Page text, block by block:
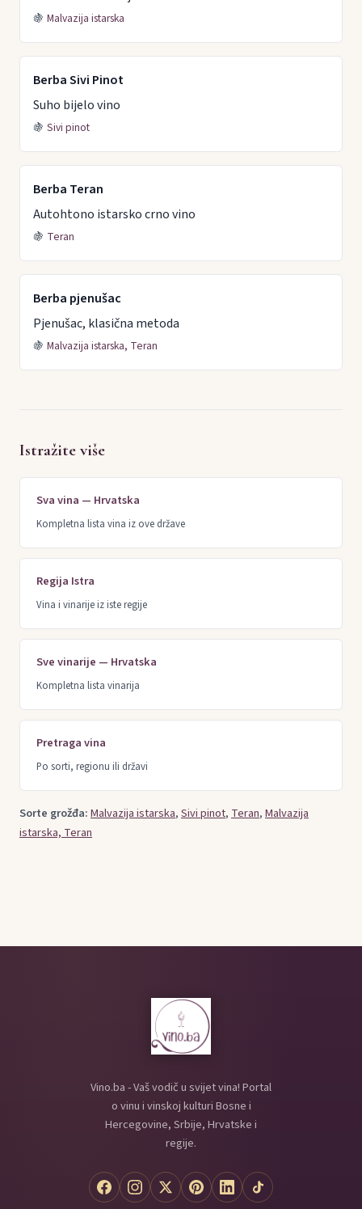
🍇 Malvazija istarska
Berba Sivi Pinot
Suho bijelo vino
🍇 Sivi pinot
Berba Teran
Autohtono istarsko crno vino
🍇 Teran
Berba pjenušac
Pjenušac, klasična metoda
🍇 Malvazija istarska, Teran
Istražite više
Sva vina — Hrvatska
Kompletna lista vina iz ove države
Regija Istra
Vina i vinarije iz iste regije
Sve vinarije — Hrvatska
Kompletna lista vinarija
Pretraga vina
Po sorti, regionu ili državi
Sorte grožđa:Malvazija istarska,Sivi pinot,Teran,Malvazija
istarska, Teran
Vino.ba - Vaš vodič u svijet vina! Portal
o vinu i vinskoj kulturi Bosne i
Hercegovine, Srbije, Hrvatske i
regije.